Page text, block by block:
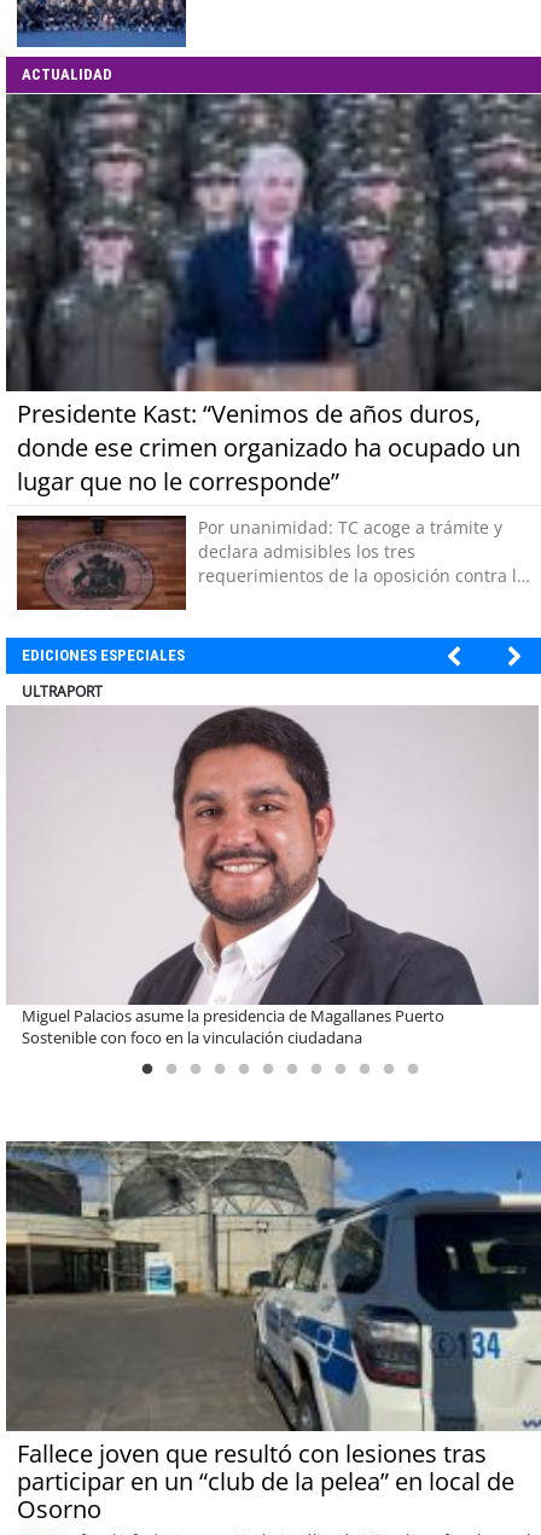
ACTUALIDAD
Presidente Kast: “Venimos de años duros,
donde ese crimen organizado ha ocupado un
lugar que no le corresponde”
Por unanimidad: TC acoge a trámite y
declara admisibles los tres
requerimientos de la oposición contra la
EDICIONES ESPECIALES
BANCO DE CHILE
Educación y colaboración público-privada se toman La Araucanía:
encuentro reunió a líderes para abordar las brechas y oportunidades
Fallece joven que resultó con lesiones tras
participar en un “club de la pelea” en local de
Osorno